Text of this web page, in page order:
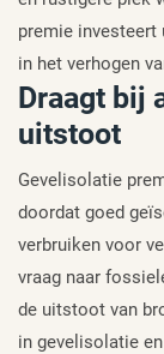
premie investeert
in het verhogen
Draagt bij
uitstoot
Gevelisolatie
doordat goed
verbruiken voor
vraag naar
de uitstoot van
in gevelisolatie